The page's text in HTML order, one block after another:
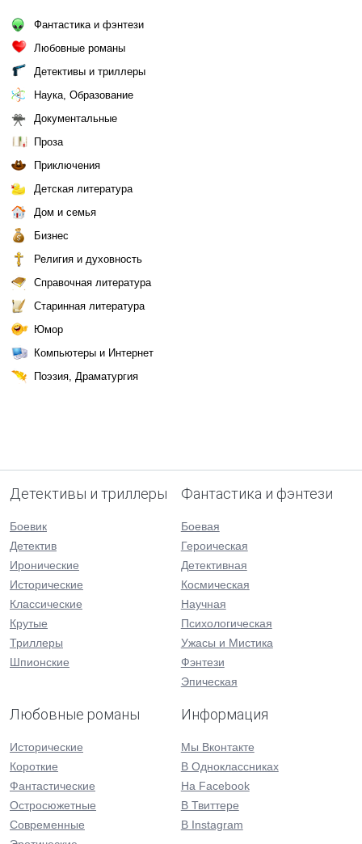
Фантастика и фэнтези
Любовные романы
Детективы и триллеры
Наука, Образование
Документальные
Проза
Приключения
Детская литература
Дом и семья
Бизнес
Религия и духовность
Справочная литература
Старинная литература
Юмор
Компьютеры и Интернет
Поэзия, Драматургия
Детективы и триллеры
Боевик
Детектив
Иронические
Исторические
Классические
Крутые
Триллеры
Шпионские
Фантастика и фэнтези
Боевая
Героическая
Детективная
Космическая
Научная
Психологическая
Ужасы и Мистика
Фэнтези
Эпическая
Любовные романы
Исторические
Короткие
Фантастические
Остросюжетные
Современные
Информация
Мы Вконтакте
В Одноклассниках
На Facebook
В Твиттере
В Instagram